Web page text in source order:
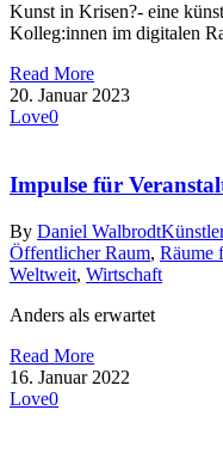
Kunst in Krisen?- eine
Kolleg:innen im digitalen
Read More
20. Januar 2023
Love0
Impulse für
By Daniel Walbrodt
Öffentlicher Raum, Räume
Weltweit, Wirtschaft
Anders als erwartet
Read More
16. Januar 2022
Love0